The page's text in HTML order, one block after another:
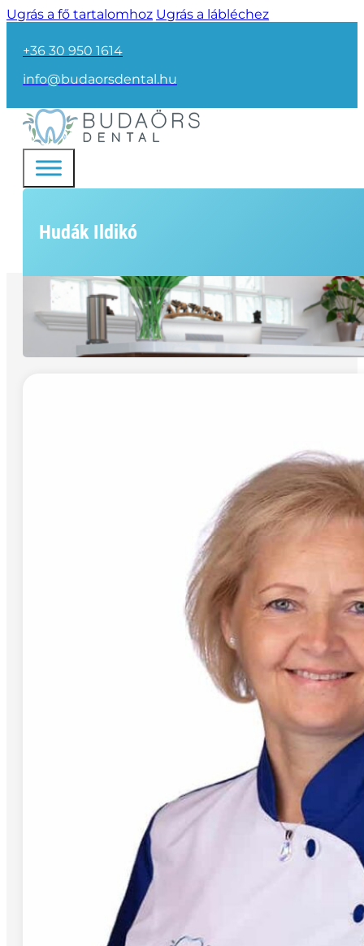
Ugrás a fő tartalomhoz Ugrás a lábléchez
+36 30 950 1614
info@budaorsdental.hu
Hudák Ildikó